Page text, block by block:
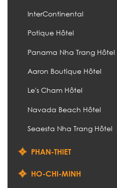
InterContinental
Potique Hôtel
Panama Nha Trang Hôtel
Aaron Boutique Hôtel
Le's Cham Hôtel
Navada Beach Hôtel
Seaesta Nha Trang Hôtel
PHAN-THIET
HO-CHI-MINH